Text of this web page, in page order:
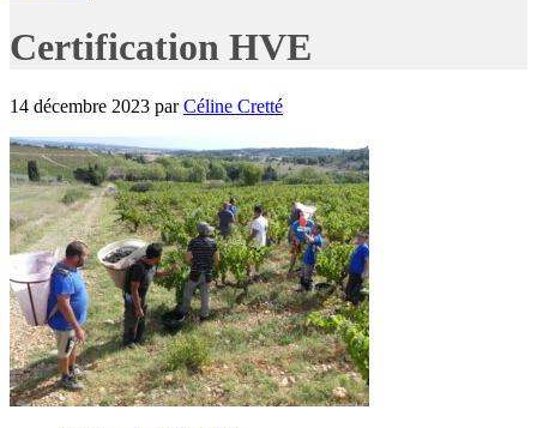
Certification HVE
14 décembre 2023 parCéline Cretté